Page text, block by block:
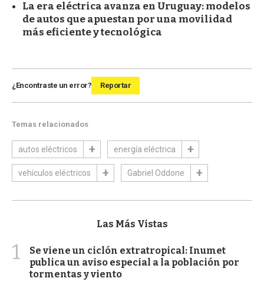
La era eléctrica avanza en Uruguay: modelos
de autos que apuestan por una movilidad
más eficiente y tecnológica
¿Encontraste un error? Reportar
Temas relacionados
autos eléctricos energía eléctrica
vehículos eléctricos Gabriel Oddone
Las Más Vistas
1
Se viene un ciclón extratropical: Inumet
publica un aviso especial a la población por
tormentas y viento